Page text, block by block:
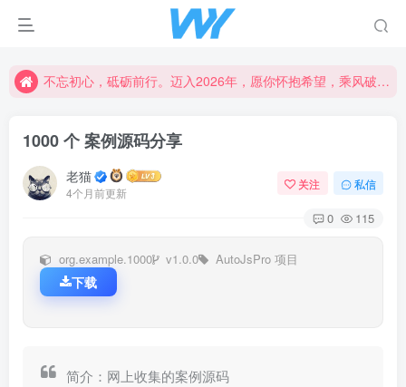
不忘初心，砥砺前行。迈入2026年，愿你怀抱希望，乘风破浪，书写属于自己的精彩篇章。新的一年，愿幸福与成功常伴左右，创造更加辉煌的未来！
不忘初心，砥砺前行。迈入2026年，愿你怀抱希望，乘风破浪，书写属于自己的精彩篇章。新的一年，愿幸福与成功常伴左右，创造更加辉煌的未来！
1000 个 案例源码分享
老猫
4个月前更新
关注 私信
0 115
org.example.1000 v1.0.0 AutoJsPro 项目
下载
简介：网上收集的案例源码